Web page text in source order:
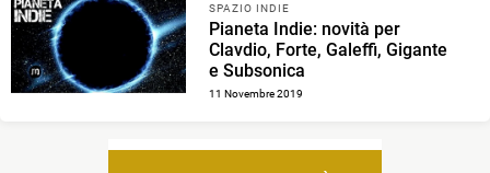
SPAZIO INDIE
Pianeta Indie: novità per
Clavdio, Forte, Galeffi, Gigante
e Subsonica
11 Novembre 2019
Navigazione